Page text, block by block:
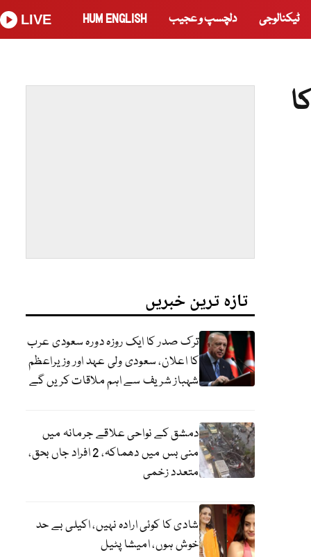
ٹیکنالوجی دلچسپ و عجیب HUM ENGLISH
LIVE
تازہ ترین خبریں
ترک صدر کا ایک روزہ دورہ سعودی عرب
کا اعلان، سعودی ولی عہد اور وزیراعظم
شہباز شریف سے اہم ملاقات کریں گے
دمشق کے نواحی علاقے جرمانہ میں
منی بس میں دھماکہ، 2 افراد جاں بحق،
متعدد زخمی
شادی کا کوئی ارادہ نہیں، اکیلی بے حد
خوش ہوں، امیشا پٹیل